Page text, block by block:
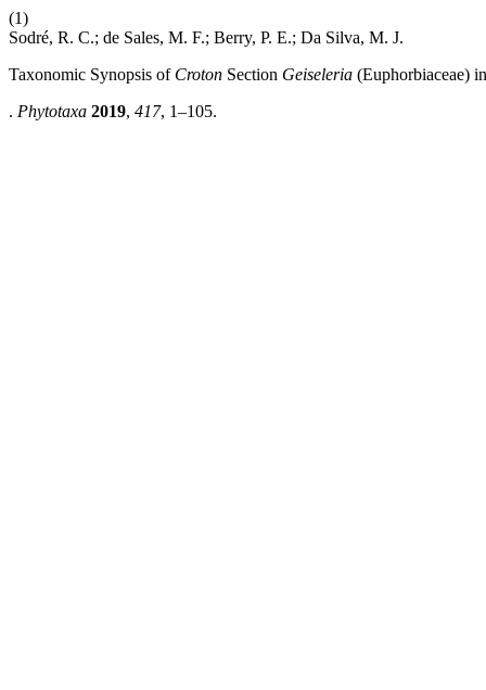
(1)
Sodré, R. C.; de Sales, M. F.; Berry, P. E.; Da Silva, M. J.
Taxonomic Synopsis of Croton Section Geiseleria (Euphorbiaceae)
. Phytotaxa 2019, 417, 1–105.